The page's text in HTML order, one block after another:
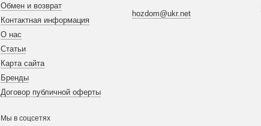
Обмен и возврат
Контактная информация
О нас
Статьи
Карта сайта
Бренды
Договор публичной оферты
Мы в соцсетях
hozdom@ukr.net